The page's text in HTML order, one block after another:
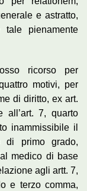
e astratto,
pienamente
ricorso per
motivi, per
di diritto, ex art.
7, quarto
inammissibile il
di primo grado,
medico di base
agli artt. 7,
e terzo comma,